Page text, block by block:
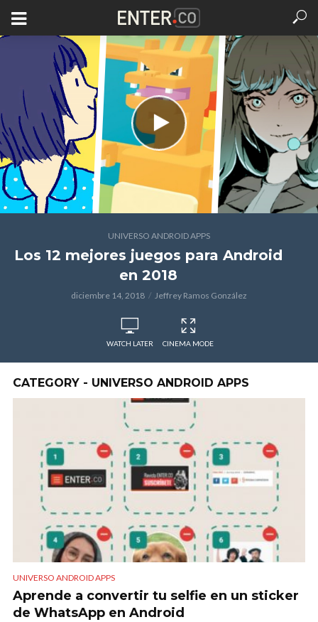
UNIVERSO ANDROID APPS
Los 12 mejores juegos para Android
en 2018
diciembre 14, 2018 Jeffrey Ramos González
WATCH LATER CINEMA MODE
CATEGORY - UNIVERSO ANDROID APPS
UNIVERSO ANDROID APPS
Aprende a convertir tu selfie en un sticker
de WhatsApp en Android